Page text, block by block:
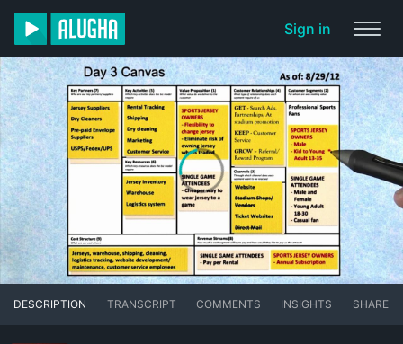
Sign in
DESCRIPTION TRANSCRIPT COMMENTS INSIGHTS SHARE